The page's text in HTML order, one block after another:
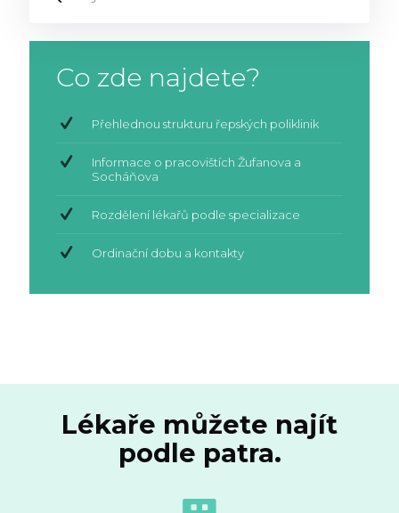
Co zde najdete?
Přehlednou strukturu řepských poliklinik
Informace o pracovištích Žufanova a
Socháňova
Rozdělení lékařů podle specializace
Ordinační dobu a kontakty
Lékaře můžete najít
podle patra.